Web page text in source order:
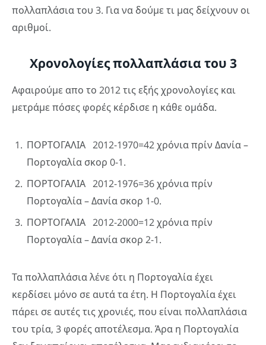
πολλαπλάσια του 3. Για να δούμε τι μας δείχνουν οι
αριθμοί.
Χρονολογίες πολλαπλάσια του 3
Αφαιρούμε απο το 2012 τις εξής χρονολογίες και
μετράμε πόσες φορές κέρδισε η κάθε ομάδα.
ΠΟΡΤΟΓΑΛΙΑ 2012-1970=42 χρόνια πρίν Δανία –
Πορτογαλία σκορ 0-1.
ΠΟΡΤΟΓΑΛΙΑ 2012-1976=36 χρόνια πρίν
Πορτογαλία – Δανία σκορ 1-0.
ΠΟΡΤΟΓΑΛΙΑ 2012-2000=12 χρόνια πρίν
Πορτογαλία – Δανία σκορ 2-1.
Τα πολλαπλάσια λένε ότι η Πορτογαλία έχει
κερδίσει μόνο σε αυτά τα έτη. Η Πορτογαλία έχει
πάρει σε αυτές τις χρονιές, που είναι πολλαπλάσια
του τρία, 3 φορές αποτέλεσμα. Άρα η Πορτογαλία